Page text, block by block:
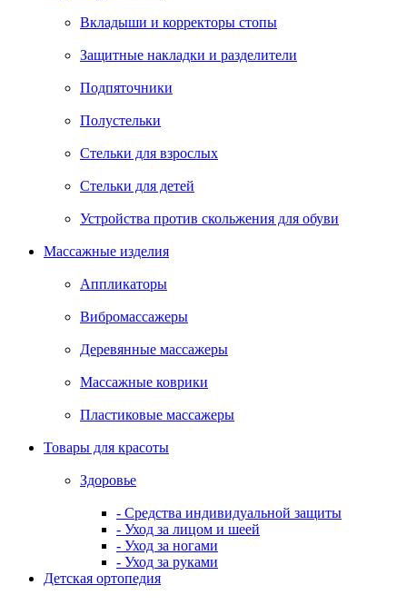
Вкладыши и корректоры стопы
Защитные накладки и разделители
Подпяточники
Полустельки
Стельки для взрослых
Стельки для детей
Устройства против скольжения для обуви
Массажные изделия
Аппликаторы
Вибромассажеры
Деревянные массажеры
Массажные коврики
Пластиковые массажеры
Товары для красоты
Здоровье
- Средства индивидуальной защиты
- Уход за лицом и шеей
- Уход за ногами
- Уход за руками
Детская ортопедия